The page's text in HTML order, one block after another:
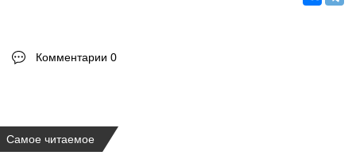
Комментарии 0
Самое читаемое